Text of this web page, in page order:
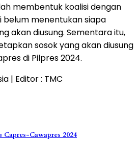
membentuk koalisi dengan
belum menentukan siapa
akan diusung. Sementara itu,
sosok yang akan diusung
di Pilpres 2024.
| Editor : TMC
Cawapres 2024